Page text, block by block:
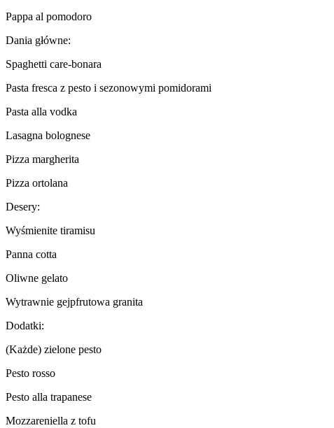
Pappa al pomodoro
Dania główne:
Spaghetti care-bonara
Pasta fresca z pesto i sezonowymi pomidorami
Pasta alla vodka
Lasagna bolognese
Pizza margherita
Pizza ortolana
Desery:
Wyśmienite tiramisu
Panna cotta
Oliwne gelato
Wytrawnie gejpfrutowa granita
Dodatki:
(Każde) zielone pesto
Pesto rosso
Pesto alla trapanese
Mozzareniella z tofu